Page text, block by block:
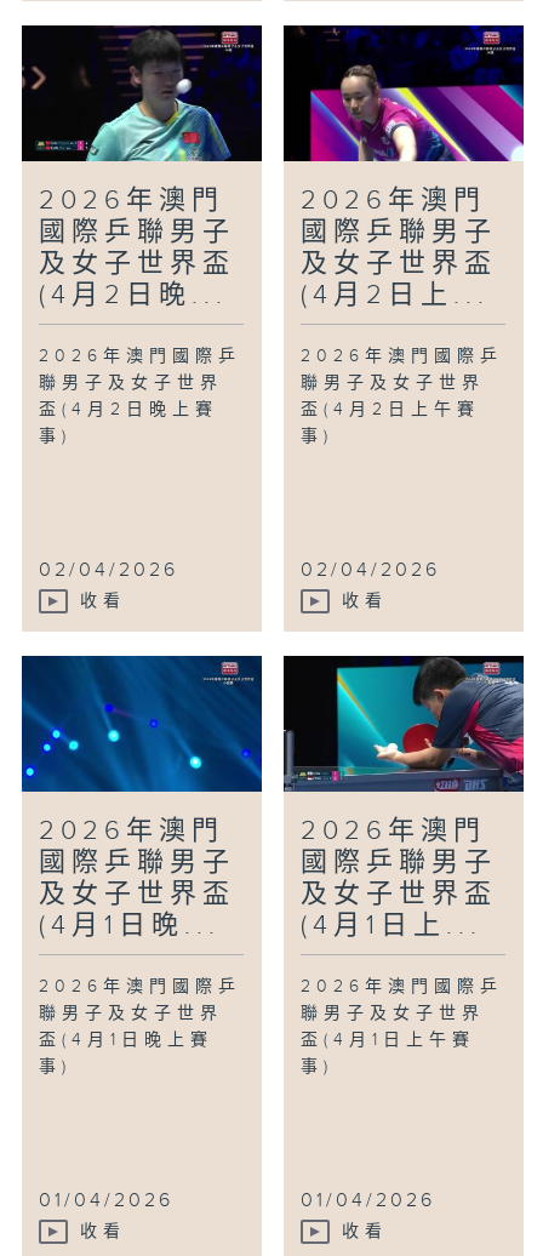
2026年澳門
國際乒聯男子
及女子世界盃
(4月2日晚...
2026年澳門國際乒
聯男子及女子世界
盃(4月2日晚上賽
事)
02/04/2026
收看
2026年澳門
國際乒聯男子
及女子世界盃
(4月2日上...
2026年澳門國際乒
聯男子及女子世界
盃(4月2日上午賽
事)
02/04/2026
收看
2026年澳門
國際乒聯男子
及女子世界盃
(4月1日晚...
2026年澳門國際乒
聯男子及女子世界
盃(4月1日晚上賽
事)
01/04/2026
收看
2026年澳門
國際乒聯男子
及女子世界盃
(4月1日上...
2026年澳門國際乒
聯男子及女子世界
盃(4月1日上午賽
事)
01/04/2026
收看